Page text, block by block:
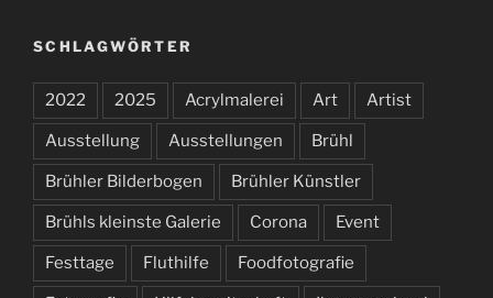
SCHLAGWÖRTER
2022 2025 Acrylmalerei Art Artist
Ausstellung Ausstellungen Brühl
Brühler Bilderbogen Brühler Künstler
Brühls kleinste Galerie Corona Event
Festtage Fluthilfe Foodfotografie